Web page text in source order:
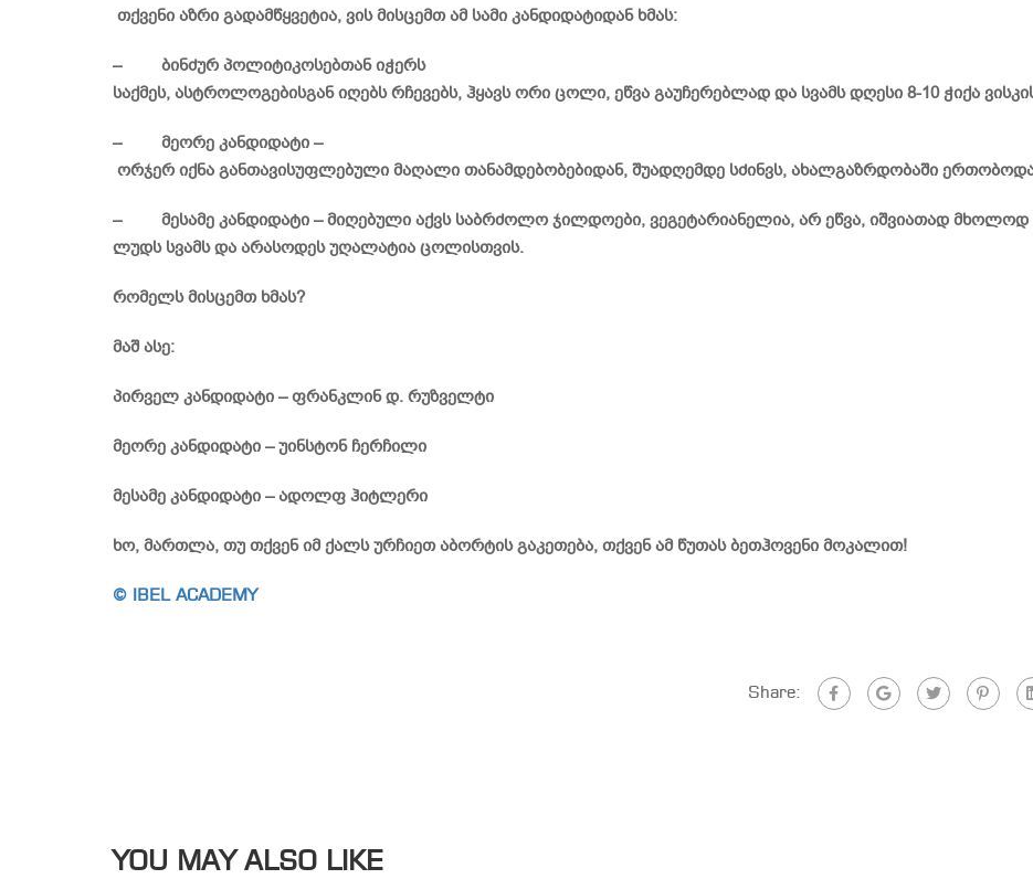
თქვენი აზრი გადამწყვეტია, ვის მისცემთ ამ სამი კანდიდატიდან ხმას:
– ბინძურ პოლიტიკოსებთან იჭერს
საქმეს, ასტროლოგებისგან იღებს რჩევებს, ჰყავს ორი ცოლი, ეწვა გაუჩერებლად და სვამს დღესი 8-10 ჭიქა
– მეორე კანდიდატი –
ორჯერ იქნა განთავისუფლებული მაღალი თანამდებობებიდან, შუადღემდე სძინვს, ახალგაზრდობაში
– მესამე კანდიდატი – მიღებული აქვს საბრძოლო ჯილდოები, ვეგეტარიანელია, არ ეწვა, იშვიათად მხოლოდ
ლუდს სვამს და არასოდეს უღალატია ცოლისთვის.
რომელს მისცემთ ხმას?
მაშ ასე:
პირველ კანდიდატი – ფრანკლინ დ. რუზველტი
მეორე კანდიდატი – უინსტონ ჩერჩილი
მესამე კანდიდატი – ადოლფ ჰიტლერი
ხო, მართლა, თუ თქვენ იმ ქალს ურჩიეთ აბორტის გაკეთება, თქვენ ამ წუთას ბეთჰოვენი მოკალით!
© IBEL ACADEMY
Share:
YOU MAY ALSO LIKE